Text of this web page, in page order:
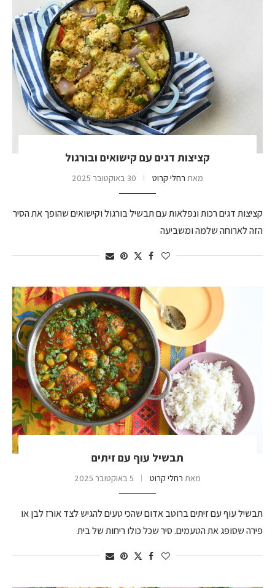
קציצות דגים עם קישואים ובורגול
מאת רחלי קרוט 30 באוקטובר 2025
קציצות דגים רכות ונפלאות עם תבשיל בורגול וקישואים שהופך את הסיר
הזה לארוחה שלמה ומשביעה
תבשיל עוף עם זיתים
מאת רחלי קרוט 5 באוקטובר 2025
תבשיל עוף עם זיתים ברוטב אדום שהכי טעים להגיש לצד אורז לבן או
פירה שסופג את הטעמים. סיר שכל כולו ריחות של בית